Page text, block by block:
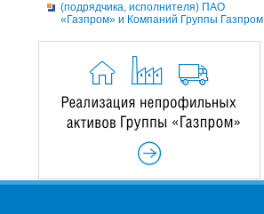
(подрядчика, исполнителя) ПАО
«Газпром» и Компаний Группы Газпром